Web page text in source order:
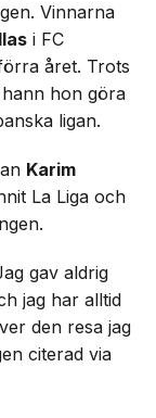
Vinnarna
i FC
året. Trots
hon göra
ligan.
Karim
La Liga och
gav aldrig
jag har alltid
den resa jag
citerad via